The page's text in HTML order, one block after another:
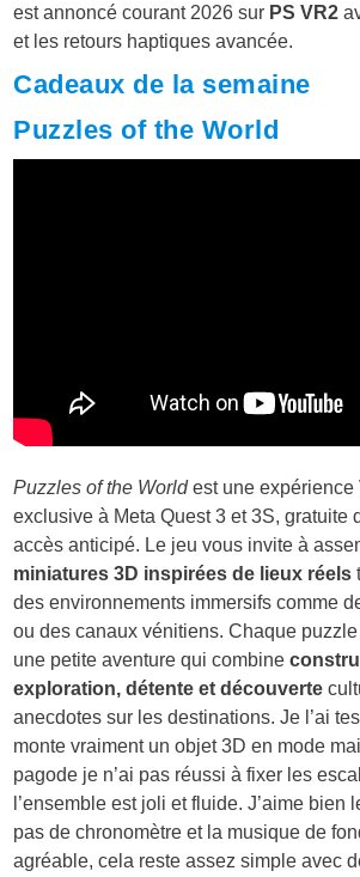
est annoncé courant 2026 sur PS VR2
et les retours haptiques avancée.
Cadeaux de la semaine
Puzzles of the World
Puzzles of the Worldest une expérience
exclusive à Meta Quest 3 et 3S, gratuite
accès anticipé. Le jeu vous invite à
miniatures 3D inspirées de lieux réels
des environnements immersifs comme
ou des canaux vénitiens. Chaque
une petite aventure qui combine
exploration, détente et découverte
anecdotes sur les destinations. Je l’ai
monte vraiment un objet 3D en mode
pagode je n’ai pas réussi à fixer les
l’ensemble est joli et fluide. J’aime bien
pas de chronomètre et la musique de
agréable, cela reste assez simple avec